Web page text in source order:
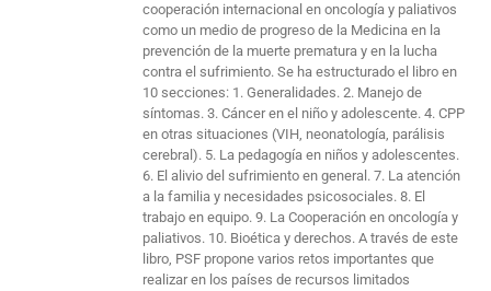
cooperación internacional en oncología y paliativos
como un medio de progreso de la Medicina en la
prevención de la muerte prematura y en la lucha
contra el sufrimiento. Se ha estructurado el libro en
10 secciones: 1. Generalidades. 2. Manejo de
síntomas. 3. Cáncer en el niño y adolescente. 4. CPP
en otras situaciones (VIH, neonatología, parálisis
cerebral). 5. La pedagogía en niños y adolescentes.
6. El alivio del sufrimiento en general. 7. La atención
a la familia y necesidades psicosociales. 8. El
trabajo en equipo. 9. La Cooperación en oncología y
paliativos. 10. Bioética y derechos. A través de este
libro, PSF propone varios retos importantes que
realizar en los países de recursos limitados